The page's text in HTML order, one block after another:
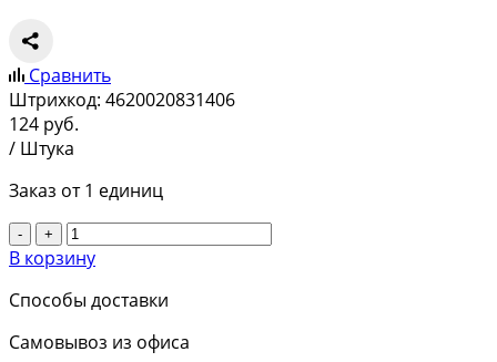
Сравнить
Штрихкод: 4620020831406
124 руб.
/ Штука
Заказ от 1 единиц
- +
В корзину
Способы доставки
Самовывоз из офиса